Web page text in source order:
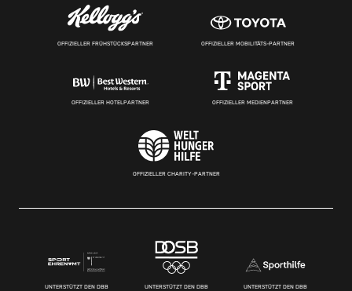
OFFIZIELLER FRÜHSTÜCKSPARTNER OFFIZIELLER MOBILITÄTS-PARTNER
OFFIZIELLER HOTELPARTNER OFFIZIELLER MEDIENPARTNER
OFFIZIELLER CHARITY-PARTNER
UNTERSTÜTZT DEN DBB UNTERSTÜTZT DEN DBB UNTERSTÜTZT DEN DBB